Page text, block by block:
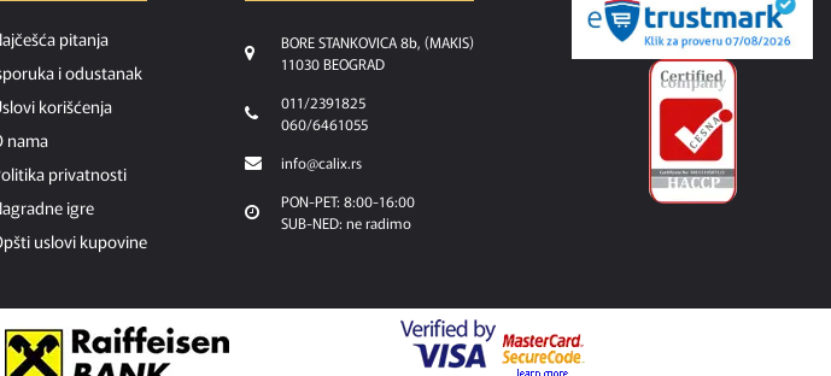
pitanja
i odustanak
korišćenja
nama
privatnosti
igre
uslovi kupovine
BORE STANKOVICA 8b, (MAKIS)
11030 BEOGRAD
011/2391825
060/6461055
info@calix.rs
PON-PET: 8:00-16:00
SUB-NED: ne radimo